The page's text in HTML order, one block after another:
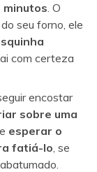
. O
seu forno, ele
com certeza
encostar
sobre uma
esperar o
fatiá-lo, se